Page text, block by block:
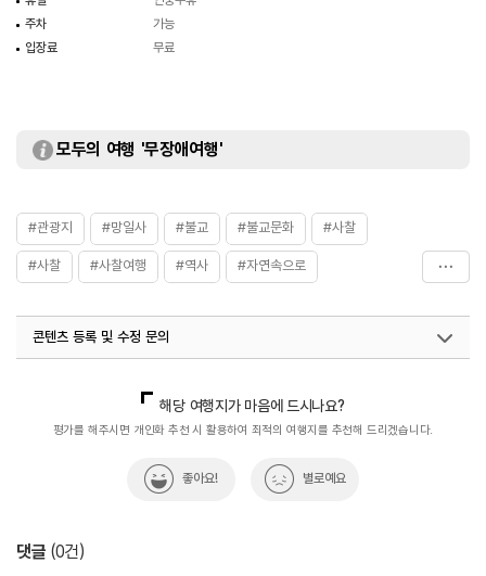
역사를 지닌 망로정에 올라 내려다보길 권한다. 그러면 거짓말처럼 서해바다가
그대로 내 눈앞에 다가오는 것을 느낄 수 있다. 마음의 여유를 가지고 좀 더 오래
주차
가능
입장료
무료
모두의 여행 '무장애여행'
#관광지 #망일사 #불교 #불교문화 #사찰
#사찰 #사찰여행 #역사 #자연속으로
#한국불교 #휴식공간
콘텐츠 등록 및 수정 문의
해당 여행지가 마음에 드시나요?
평가를 해주시면 개인화 추천 시 활용하여 최적의 여행지를 추천해 드리겠습니다.
좋아요! 별로예요
댓글 (0건)